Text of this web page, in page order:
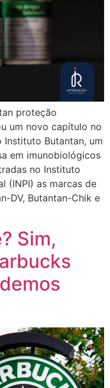
proteção
um novo capítulo no
Butantan, um
em imunobiológicos
no Instituto
(INPI) as marcas de
DV, Butantan-Chik e
Sim,